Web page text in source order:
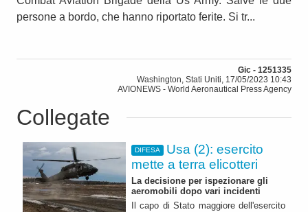
persone a bordo, che hanno riportato ferite. Si tr...
Gic - 1251335
Washington, Stati Uniti, 17/05/2023 10:43
AVIONEWS - World Aeronautical Press Agency
Collegate
DIFESA
Usa (2): esercito
mette a terra elicotteri
La decisione per ispezionare gli
aeromobili dopo vari incidenti
Il capo di Stato maggiore dell'esercito